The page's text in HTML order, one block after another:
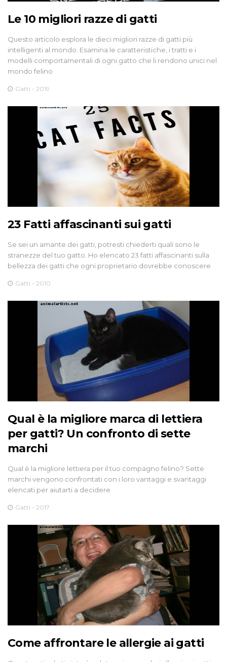
Le 10 migliori razze di gatti
Questo articolo esplora le dieci migliori razze di gatti più
intelligenti al mondo. Esamina le caratteristiche, i tratti e i
modelli comportamentali di ogni gatto che li rendono unici nel
mondo felino
Gatti - 2019
23 Fatti affascinanti sui gatti
Se sei un amante dei gatti, potresti chiederti quali sono le
stranezze del tuo gatto. Ho elencato 23 fatti affascinanti sulla
bellezza dei gatti che ogni proprietario dovrebbe conoscere
Gatti - 2010
Qual è la migliore marca di lettiera
per gatti? Un confronto di sette
marchi
Qual è la migliore lettiera per il tuo compagno felino? Sette
marchi vengono confrontati con i loro vantaggi e svantaggi
elencati per aiutarti a decidere
Gatti - 2017
Come affrontare le allergie ai gatti